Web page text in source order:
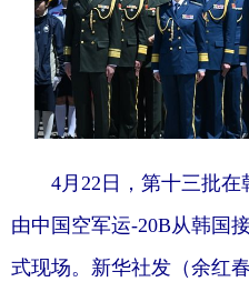
4月22日，第十三批
由中国空军运-20B从韩国
式现场。新华社发（余红春